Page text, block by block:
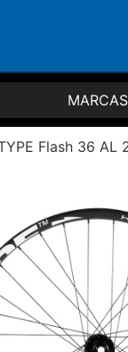
MARCAS
Flash 36 AL